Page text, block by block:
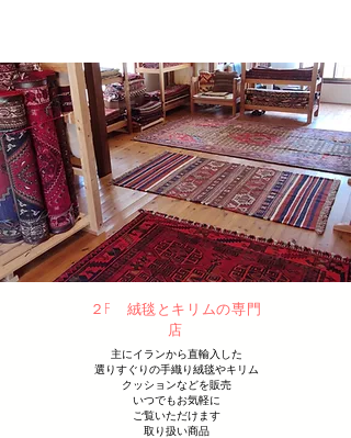
２F 絨毯とキリムの専門
店​
主にイランから直輸入した
選りすぐりの手織り絨毯やキリム
クッションなどを販売
いつでもお気軽に
ご覧いただけます
取り扱い商品